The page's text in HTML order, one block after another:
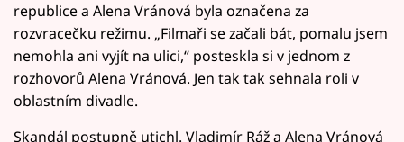
republice a Alena Vránová byla označena za
rozvracečku režimu. „Filmaři se začali bát, pomalu jsem
nemohla ani vyjít na ulici,“ posteskla si v jednom z
rozhovorů Alena Vránová. Jen tak tak sehnala roli v
oblastním divadle.
Skandál postupně utichl. Vladimír Ráž a Alena Vránová